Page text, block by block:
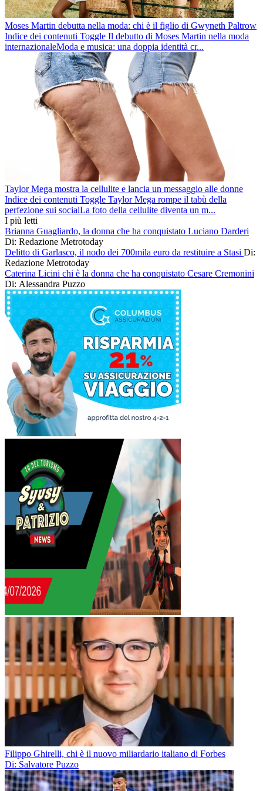
Moses Martin debutta nella moda: chi è il figlio di Gwyneth Paltrow
Indice dei contenuti Toggle Il debutto di Moses Martin nella moda
internazionaleModa e musica: una doppia identità cr...
Taylor Mega mostra la cellulite e lancia un messaggio alle donne
Indice dei contenuti Toggle Taylor Mega rompe il tabù della
perfezione sui socialLa foto della cellulite diventa un m...
I più letti
Brianna Guagliardo, la donna che ha conquistato Luciano Darderi
Di: Redazione Metrotoday
Delitto di Garlasco, il nodo dei 700mila euro da restituire a Stasi Di:
Redazione Metrotoday
Caterina Licini chi è la donna che ha conquistato Cesare Cremonini
Di: Alessandra Puzzo
Filippo Ghirelli, chi è il nuovo miliardario italiano di Forbes
Di: Salvatore Puzzo